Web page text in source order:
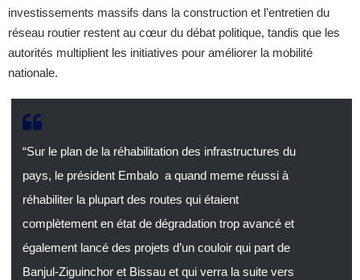
investissements massifs dans la construction et l’entretien du
réseau routier restent au cœur du débat politique, tandis que les
autorités multiplient les initiatives pour améliorer la mobilité
nationale.
“Sur le plan de la réhabilitation des infrastructures du
pays, le président Embalo a quand meme réussi à
réhabiliter la plupart des routes qui étaient
complètement en état de dégradation trop avancé et
également lancé des projets d’un couloir qui part de
Banjul-Ziguinchor et Bissau et qui verra la suite vers